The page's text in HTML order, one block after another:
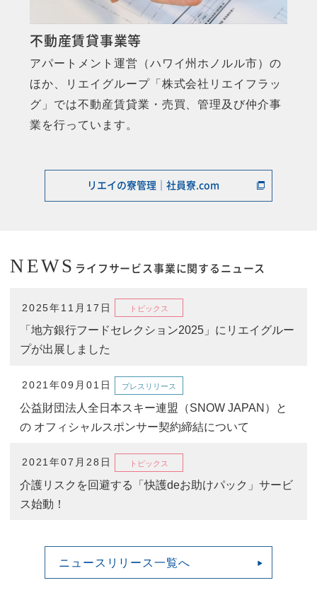
不動産賃貸事業等
アパートメント運営（ハワイ州ホノルル市）の
ほか、リエイグループ「株式会社リエイフラッ
グ」では不動産賃貸業・売買、管理及び仲介事
業を行っています。
リエイの寮管理｜社員寮.com
NEWS ライフサービス事業に関するニュース
2025年11月17日 トピックス
「地方銀行フードセレクション2025」にリエイグルー
プが出展しました
2021年09月01日 プレスリリース
公益財団法人全日本スキー連盟（SNOW JAPAN）と
の オフィシャルスポンサー契約締結について
2021年07月28日 トピックス
介護リスクを回避する「快護deお助けパック」サービ
ス始動！
ニュースリリース一覧へ